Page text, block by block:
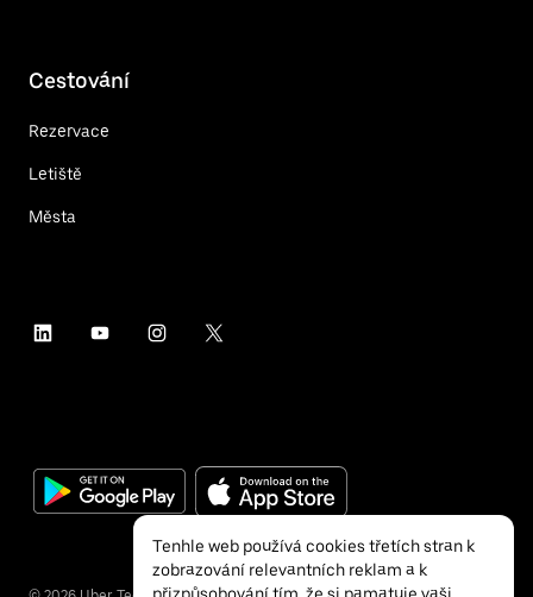
Cestování
Rezervace
Letiště
Města
Tenhle web používá cookies třetích stran k
zobrazování relevantních reklam a k